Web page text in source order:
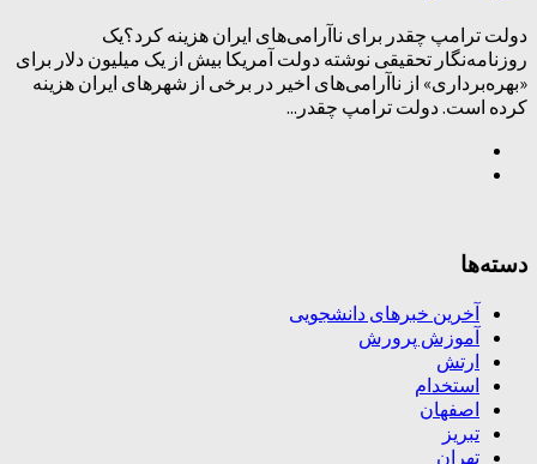
دولت ترامپ چقدر برای ناآرامی‌های ایران هزینه کرد؟یک
روزنامه‌نگار تحقیقی نوشته دولت آمریکا بیش از یک میلیون دلار برای
«بهره‌برداری» از ناآرامی‌های اخیر در برخی از شهرهای ایران هزینه
کرده است. دولت ترامپ چقدر...
دسته‌ها
آخرین خبرهای دانشجویی
آموزش پرورش
ارتش
استخدام
اصفهان
تبریز
تهران